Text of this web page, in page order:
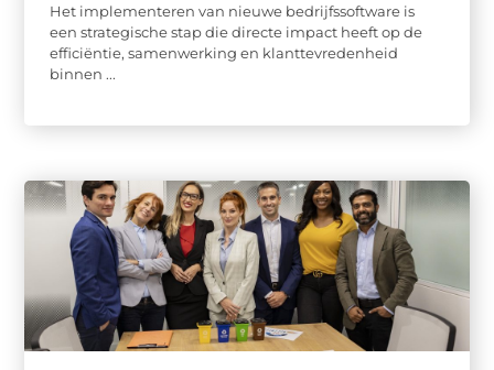
Het implementeren van nieuwe bedrijfssoftware is
een strategische stap die directe impact heeft op de
efficiëntie, samenwerking en klanttevredenheid
binnen ...